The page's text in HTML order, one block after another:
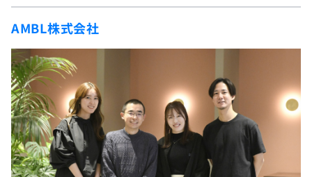
新卒エージェント
イベント・セミナー
インタビュー
就活成功ガイド
4択課題
ナレッジ
リファレンス
プラン
個人向けプラン
評価結果一覧
再チャレンジ結果一覧
Tech Team Journal
paiza times
note
paizaとは？
AMBL株式会社